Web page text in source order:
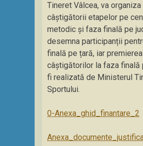
Tineret Vâlcea, va
câștigătorii etapelor pe
metodic și faza finală pe
desemna participanții
finală pe țară, iar premierea
câștigătorilor la faza finală
fi realizată de Ministerul
Sportului.
0-Anexa_ghid_finantare_2